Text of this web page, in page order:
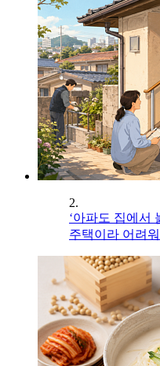
2.
‘아파도 집에서
주택이라 어려워